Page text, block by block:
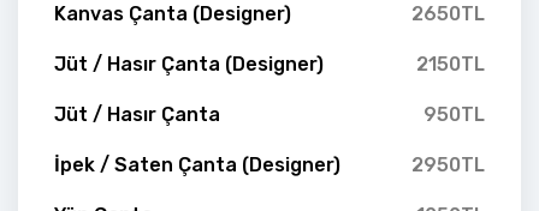
Kanvas Çanta (Designer) 2650TL
Jüt / Hasır Çanta (Designer) 2150TL
Jüt / Hasır Çanta 950TL
İpek / Saten Çanta (Designer) 2950TL